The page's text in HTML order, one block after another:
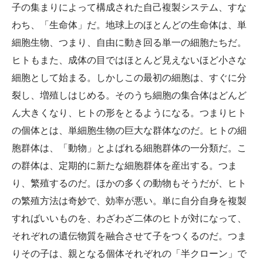
子の集まりによって構成された自己複製システム、すな
わち、「生命体」だ。地球上のほとんどの生命体は、単
細胞生物、つまり、自由に動き回る単一の細胞たちだ。
ヒトもまた、成体の目ではほとんど見えないほど小さな
細胞として始まる。しかしこの最初の細胞は、すぐに分
裂し、増殖しはじめる。そのうち細胞の集合体はどんど
ん大きくなり、ヒトの形をとるようになる。つまりヒト
の個体とは、単細胞生物の巨大な群体なのだ。ヒトの細
胞群体は、「動物」とよばれる細胞群体の一分類だ。こ
の群体は、定期的に新たな細胞群体を産出する。つま
り、繁殖するのだ。ほかの多くの動物もそうだが、ヒト
の繁殖方法は奇妙で、効率が悪い。単に自分自身を複製
すればいいものを、わざわざ二体のヒトが対になって、
それぞれの遺伝物質を融合させて子をつくるのだ。つま
りその子は、親となる個体それぞれの「半クローン」で